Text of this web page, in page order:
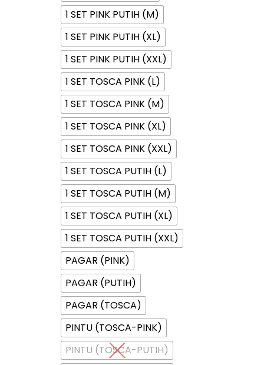
1 SET PINK PUTIH (M)
1 SET PINK PUTIH (XL)
1 SET PINK PUTIH (XXL)
1 SET TOSCA PINK (L)
1 SET TOSCA PINK (M)
1 SET TOSCA PINK (XL)
1 SET TOSCA PINK (XXL)
1 SET TOSCA PUTIH (L)
1 SET TOSCA PUTIH (M)
1 SET TOSCA PUTIH (XL)
1 SET TOSCA PUTIH (XXL)
PAGAR (PINK)
PAGAR (PUTIH)
PAGAR (TOSCA)
PINTU (TOSCA-PINK)
PINTU (TOSCA-PUTIH)